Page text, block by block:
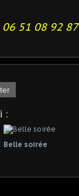
06 51 08 92
:
Belle soirée